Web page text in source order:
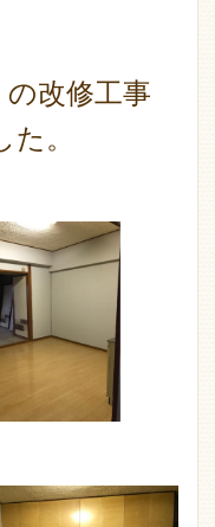
改修工事
。